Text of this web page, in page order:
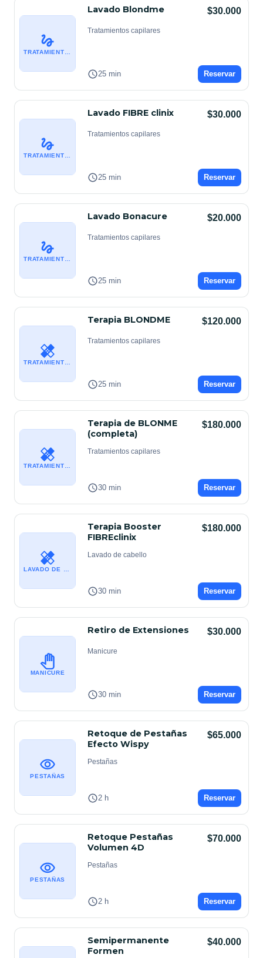
Lavado Blondme $30.000
Tratamientos capilares
25 min Reservar
Lavado FIBRE clinix $30.000
Tratamientos capilares
25 min Reservar
Lavado Bonacure $20.000
Tratamientos capilares
25 min Reservar
Terapia BLONDME $120.000
Tratamientos capilares
25 min Reservar
Terapia de BLONME
(completa)
$180.000
Tratamientos capilares
30 min Reservar
Terapia Booster
FIBREclinix
$180.000
Lavado de cabello
30 min Reservar
MANICURE
Retiro de Extensiones $30.000
Manicure
30 min Reservar
PESTAÑAS
Retoque de Pestañas
Efecto Wispy
$65.000
Pestañas
2 h Reservar
PESTAÑAS
Retoque Pestañas
Volumen 4D
$70.000
Pestañas
2 h Reservar
Semipermanente
Formen
$40.000